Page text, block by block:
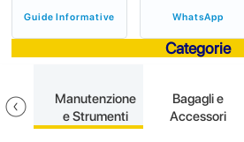
Guide Informative WhatsApp
Categorie
Manutenzione
e Strumenti
Bagagli e
Accessori